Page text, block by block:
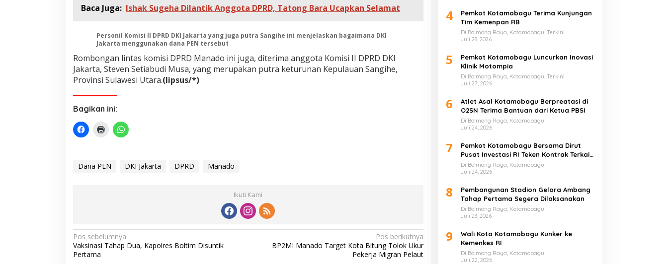
t
a
Baca Juga: Ishak Sugeha Dilantik Anggota DPRD, Tatong Bara Ucapkan Selamat
Personil Komisi II DPRD DKI Jakarta yang juga putra Sangihe ini menjelaskan bagaimana DKI
Jakarta menggunakan dana PEN tersebut
Rombongan lintas komisi DPRD Manado ini juga, diterima anggota Komisi II DPRD DKI
Jakarta, Steven Setiabudi Musa, yang merupakan putra keturunan Kepulauan Sangihe,
Provinsi Sulawesi Utara.(lipsus/*)
Bagikan ini:
Dana PEN DKI Jakarta DPRD Manado
Ikuti Kami
N
a
Pos sebelumnya
Vaksinasi Tahap Dua, Kapolres Boltim Disuntik
Pertama
Pos berikutnya
BP2MI Manado Target Kota Bitung Tolok Ukur
Pekerja Migran Pelaut
4
Pemkot Kotamobagu Terima Kunjungan
Tim Kemenpan RB
Di Bolmong Raya, Kotamobagu, Terkini
Juli 28, 2026
5
Pemkot Kotamobagu Luncurkan Inovasi
Klinik Motompia
Di Bolmong Raya, Kotamobagu, Terkini
Juli 27, 2026
6
Atlet Asal Kotamobagu Berpreatasi di
O2SN Terima Bantuan dari Ketua PBSI
Di Bolmong Raya, Kotamobagu
Juli 24, 2026
7
Pemkot Kotamobagu Bersama Dirut
Pusat Investasi RI Teken Kontrak Terkait
UMKM
Di Bolmong Raya, Kotamobagu
Juli 24, 2026
8
Pembangunan Stadion Gelora Ambang
Tahap Pertama Segera Dilaksanakan
Di Bolmong Raya, Kotamobagu
Juli 23, 2026
9
Wali Kota Kotamobagu Kunker ke
Kemenkes RI
Di Bolmong Raya, Kotamobagu
Juli 22, 2026